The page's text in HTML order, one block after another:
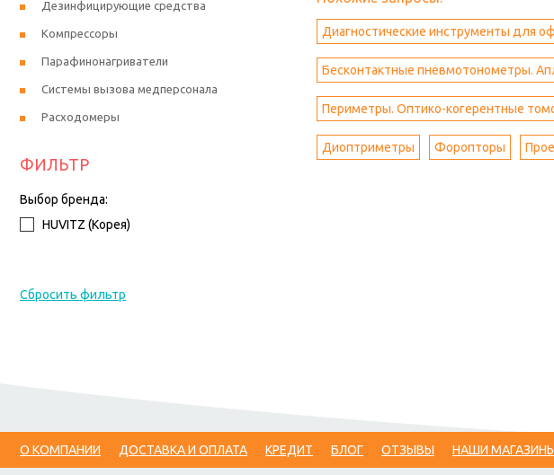
Диагностические инструменты для
Бесконтактные пневмотонометры.
Периметры. Оптико-когерентные
Диоптриметры Форопторы
Дезинфицирующие средства
Компрессоры
Парафинонагриватели
Системы вызова медперсонала
Расходомеры
ФИЛЬТР
Выбор бренда:
HUVITZ (Корея)
Сбросить фильтр
О КОМПАНИИ ДОСТАВКА И ОПЛАТА КРЕДИТ БЛОГ ОТЗЫВЫ НАШИ